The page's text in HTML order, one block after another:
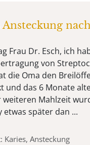
Ansteckung
Frau Dr. Esch, ich
von
die Oma den
und das 6 Monate
weiteren Mahlzeit
etwas später dan ...
Karies, Ansteckung